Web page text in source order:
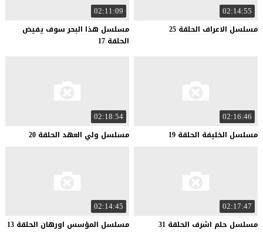
02:14:55
مسلسل الاعراف الحلقة 25
02:11:09
مسلسل هذا البحر سوف يفيض
الحلقة 17
02:16:46
مسلسل الخليفة الحلقة 19
02:18:54
مسلسل ولي العهد الحلقة 20
02:17:47
مسلسل حلم اشرف الحلقة 31
02:14:45
مسلسل المؤسس اورهان الحلقة 13